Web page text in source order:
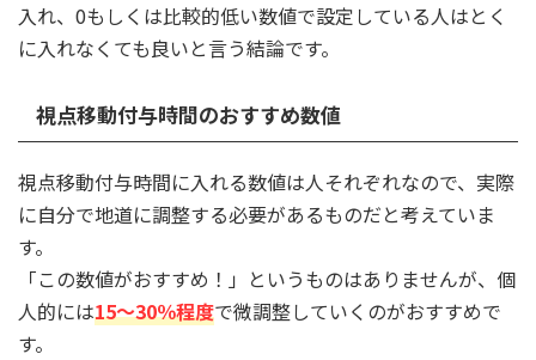
入れ、0もしくは比較的低い数値で設定している人はとく
に入れなくても良いと言う結論です。
視点移動付与時間のおすすめ数値
視点移動付与時間に入れる数値は人それぞれなので、実際
に自分で地道に調整する必要があるものだと考えていま
す。
「この数値がおすすめ！」というものはありませんが、個
人的には15〜30％程度で微調整していくのがおすすめで
す。